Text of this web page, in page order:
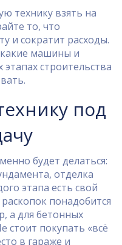
технику взять на
то, что
и сократит расходы.
машины и
строительства
под
будет делаться:
отделка
этапа есть свой
понадобится
а для бетонных
стоит покупать «всё
в гараже и